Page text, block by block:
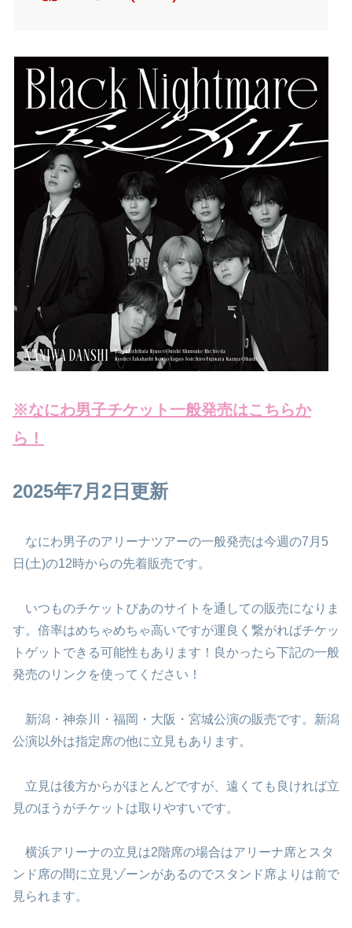
※なにわ男子チケット一般発売はこちらか
ら！
2025年7月2日更新
なにわ男子のアリーナツアーの一般発売は今週の7月5
日(土)の12時からの先着販売です。
いつものチケットぴあのサイトを通しての販売になりま
す。倍率はめちゃめちゃ高いですが運良く繋がればチケッ
トゲットできる可能性もあります！良かったら下記の一般
発売のリンクを使ってください！
新潟・神奈川・福岡・大阪・宮城公演の販売です。新潟
公演以外は指定席の他に立見もあります。
立見は後方からがほとんどですが、遠くても良ければ立
見のほうがチケットは取りやすいです。
横浜アリーナの立見は2階席の場合はアリーナ席とスタ
ンド席の間に立見ゾーンがあるのでスタンド席よりは前で
見られます。